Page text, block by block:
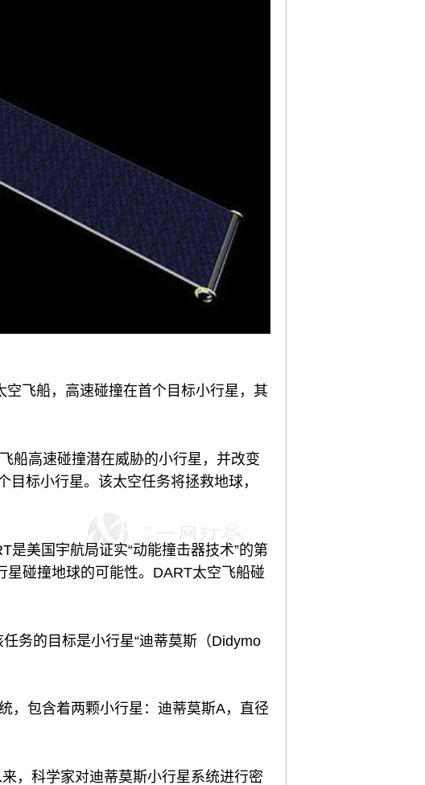
飞船，高速碰撞在首个目标小行星，其
船高速碰撞潜在威胁的小行星，并改变
标小行星。该太空任务将拯救地球，
美国宇航局证实“动能撞击器技术”的第
碰撞地球的可能性。DART太空飞船碰
务的目标是小行星“迪蒂莫斯（Didymo
，包含着两颗小行星：迪蒂莫斯A，直径
，科学家对迪蒂莫斯小行星系统进行密